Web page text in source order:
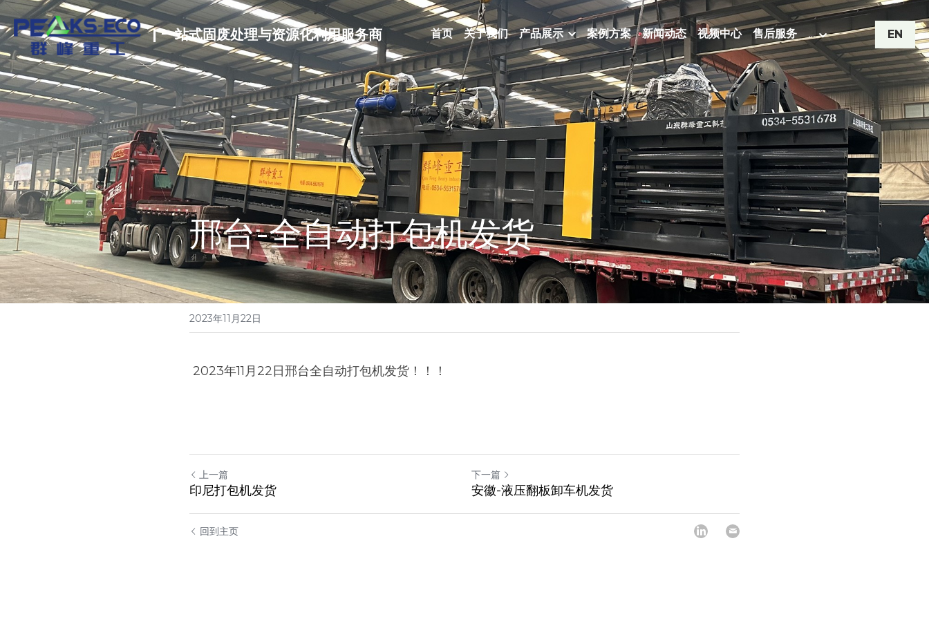
| 一站式固废处理与资源化利用服务商 首页 关于我们 产品展示 案例方案 新闻动态 视频中心 售后服务 … EN
邢台-全自动打包机发货
2023年11月22日
2023年11月22日邢台全自动打包机发货！！！
上一篇
印尼打包机发货
下一篇
安徽-液压翻板卸车机发货
回到主页